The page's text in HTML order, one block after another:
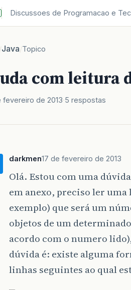
Discussoes de Programacao e
/Java/Topico
com leitura
fevereiro de 2013 5 respostas
darkmen17 de fevereiro de 2013
Olá. Estou com uma
em anexo, preciso ler
exemplo) que será um
objetos de um
acordo com o numero
dúvida é: existe alguma
linhas seguintes ao qual